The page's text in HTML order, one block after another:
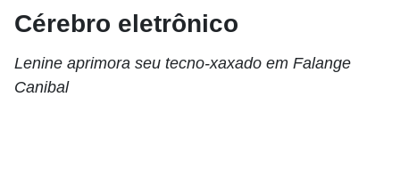
Cérebro eletrônico
Lenine aprimora seu tecno-xaxado em Falange
Canibal